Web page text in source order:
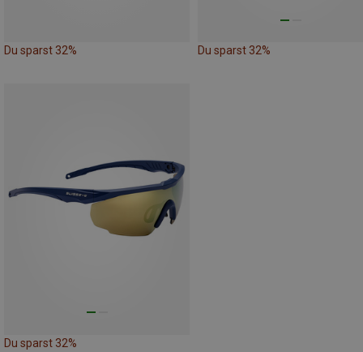
Du sparst 32% Du sparst 32%
Du sparst 32%